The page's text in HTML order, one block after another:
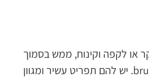
או לקפה וקינוח, ממש בסמוך
לנמל, נקרא brunch and cake. יש להם תפריט עשיר ומגוון